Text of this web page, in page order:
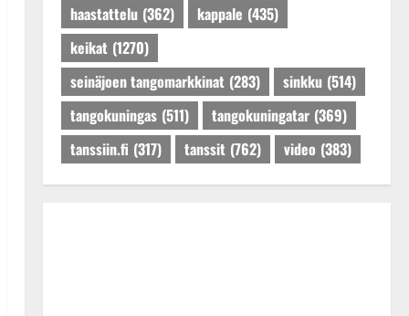
haastattelu (362) kappale (435)
keikat (1270)
seinäjoen tangomarkkinat (283) sinkku (514)
tangokuningas (511) tangokuningatar (369)
tanssiin.fi (317) tanssit (762) video (383)